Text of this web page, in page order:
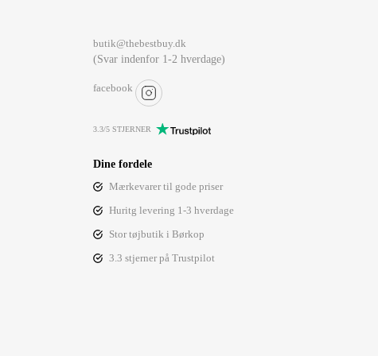
butik@thebestbuy.dk
(Svar indenfor 1-2 hverdage)
facebook
3.3/5 STJERNER
Dine fordele
Mærkevarer til gode priser
Huritg levering 1-3 hverdage
Stor tøjbutik i Børkop
3.3 stjerner på Trustpilot